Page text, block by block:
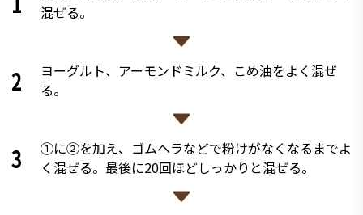
混ぜる。
2
ヨーグルト、アーモンドミルク、こめ油をよく混ぜ
る。
3
①に②を加え、ゴムヘラなどで粉けがなくなるまでよ
く混ぜる。最後に20回ほどしっかりと混ぜる。